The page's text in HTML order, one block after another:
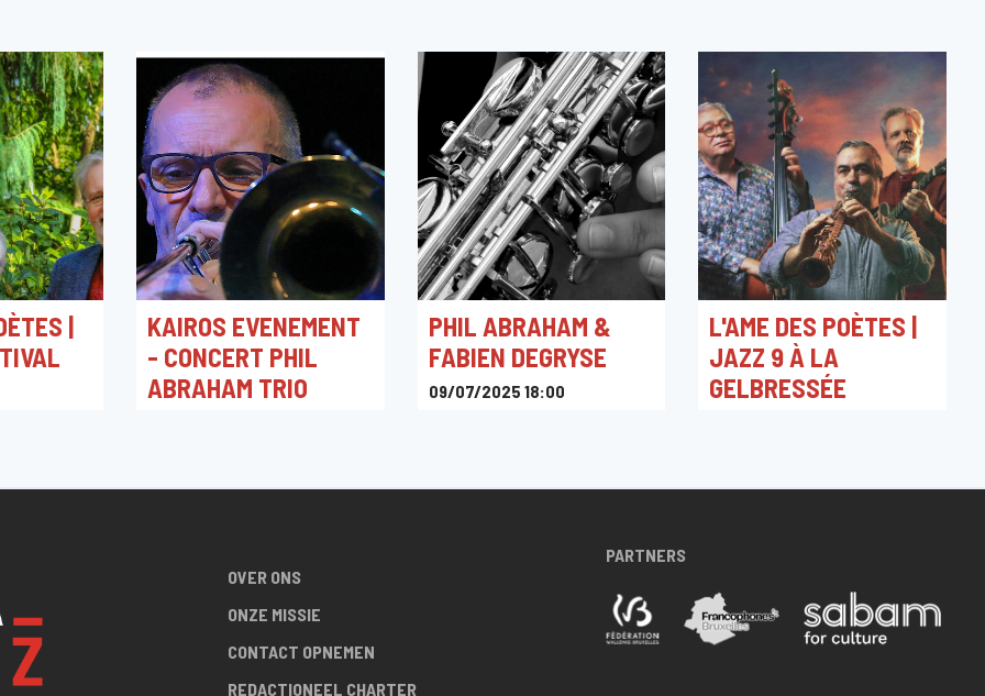
|
KAIROS EVENEMENT
- CONCERT PHIL
ABRAHAM TRIO
PHIL ABRAHAM &
FABIEN DEGRYSE
09/07/2025 18:00
L'AME DES POÈTES |
JAZZ 9 À LA
GELBRESSÉE
OVER ONS
ONZE MISSIE
CONTACT OPNEMEN
REDACTIONEEL CHARTER
PARTNERS